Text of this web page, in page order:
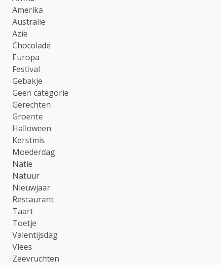
Amerika
Australië
Azië
Chocolade
Europa
Festival
Gebakje
Geen categorie
Gerechten
Groente
Halloween
Kerstmis
Moederdag
Natie
Natuur
Nieuwjaar
Restaurant
Taart
Toetje
Valentijsdag
Vlees
Zeevruchten